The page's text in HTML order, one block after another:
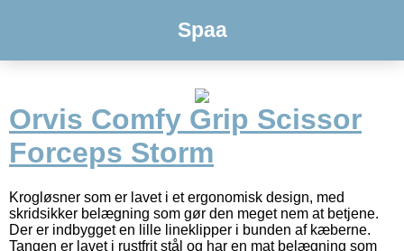
Spaa
Orvis Comfy Grip Scissor
Forceps Storm
Krogløsner som er lavet i et ergonomisk design, med
skridsikker belægning som gør den meget nem at betjene.
Der er indbygget en lille lineklipper i bunden af kæberne.
Tangen er lavet i rustfrit stål og har en mat belægning som